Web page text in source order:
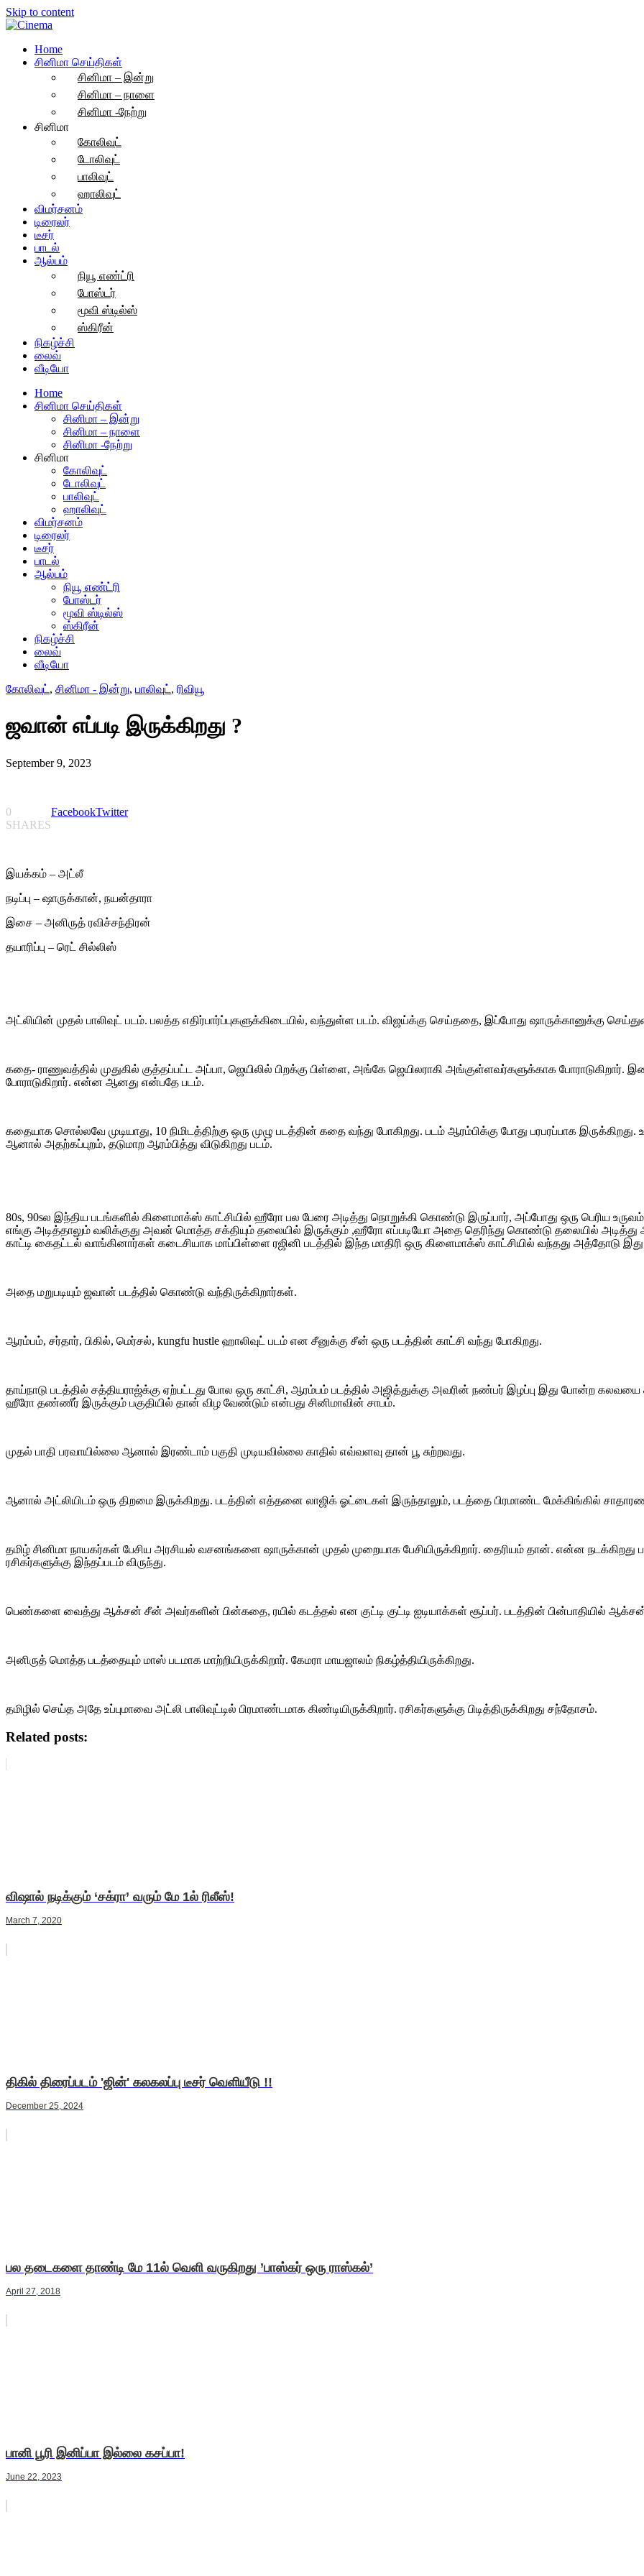
Skip to content
Home
சினிமா செய்திகள்
சினிமா – இன்று
சினிமா – நாளை
சினிமா -நேற்று
சினிமா
கோலிவுட்
டோலிவுட்
பாலிவுட்
ஹாலிவுட்
விமர்சனம்
டிரைலர்
டீசர்
பாடல்
ஆல்பம்
நியூ எண்ட்ரி
போஸ்டர்
மூவி ஸ்டில்ஸ்
ஸ்கிரீன்
நிகழ்ச்சி
லைவ்
வீடியோ
Home
சினிமா செய்திகள்
சினிமா – இன்று
சினிமா – நாளை
சினிமா -நேற்று
சினிமா
கோலிவுட்
டோலிவுட்
பாலிவுட்
ஹாலிவுட்
விமர்சனம்
டிரைலர்
டீசர்
பாடல்
ஆல்பம்
நியூ எண்ட்ரி
போஸ்டர்
மூவி ஸ்டில்ஸ்
ஸ்கிரீன்
நிகழ்ச்சி
லைவ்
வீடியோ
கோலிவுட் , சினிமா - இன்று, பாலிவுட் , ரிவியூ
ஜவான் எப்படி இருக்கிறது ?
September 9, 2023
0
SHARES
FacebookTwitter
இயக்கம் – அட்லீ
நடிப்பு – ஷாருக்கான், நயன்தாரா
இசை – அனிருத் ரவிச்சந்திரன்
தயாரிப்பு – ரெட் சில்லிஸ்
அட்லியின் முதல் பாலிவுட் படம். பலத்த எதிர்பார்ப்புகளுக்கிடையில், வந்துள்ள படம். விஜய்க்கு செய்ததை, இப்போது ஷாருக்கானுக்கு
கதை- ராணுவத்தில் முதுகில் குத்தப்பட்ட அப்பா, ஜெயிலில் பிறக்கு பிள்ளை, அங்கே ஜெயிலராகி அங்குள்ளவர்களுக்காக போராடுகிறார்.
போராடுகிறார். என்ன ஆனது என்பதே படம்.
கதையாக சொல்லவே முடியாது, 10 நிமிடத்திற்கு ஒரு முழு படத்தின் கதை வந்து போகிறது. படம் ஆரம்பிக்கு போது பரபரப்பாக
ஆனால் அதற்கப்புறம், தடுமாற ஆரம்பித்து விடுகிறது படம்.
80s, 90sல இந்திய படங்களில் கிளைமாக்ஸ் காட்சியில் ஹீரோ பல பேரை அடித்து நொறுக்கி கொண்டு இருப்பார், அப்போது ஒரு பெரிய
எங்கு அடித்தாலும் வலிக்குது அவன் மொத்த சக்தியும் தலையில் இருக்கும் ,ஹீரோ எப்படியோ அதை தெரிந்து கொண்டு தலையில் அடித்து
காட்டி கைதட்டல் வாங்கினார்கள் கடைசியாக மாப்பிள்ளை ரஜினி படத்தில் இந்த மாதிரி ஒரு கிளைமாக்ஸ் காட்சியில் வந்தது அத்தோடு
அதை மறுபடியும் ஜவான் படத்தில் கொண்டு வந்திருக்கிறார்கள்.
ஆரம்பம், சர்தார், பிகில், மெர்சல், kungfu hustle ஹாலிவுட் படம் என சீனுக்கு சீன் ஒரு படத்தின் காட்சி வந்து போகிறது.
தாய்நாடு படத்தில் சத்தியராஜ்க்கு ஏற்பட்டது போல ஒரு காட்சி, ஆரம்பம் படத்தில் அஜித்துக்கு அவரின் நண்பர் இழப்பு இது போன்ற
ஹீரோ தண்ணீர் இருக்கும் பகுதியில் தான் விழ வேண்டும் என்பது சினிமாவின் சாபம்.
முதல் பாதி பரவாயில்லை ஆனால் இரண்டாம் பகுதி முடியவில்லை காதில் எவ்வளவு தான் பூ சுற்றவது.
ஆனால் அட்லியிடம் ஒரு திறமை இருக்கிறது. படத்தின் எத்தனை லாஜிக் ஓட்டைகள் இருந்தாலும், படத்தை பிரமாண்ட மேக்கிங்கில் சாதாரண
தமிழ் சினிமா நாயகர்கள் பேசிய அரசியல் வசனங்களை ஷாருக்கான் முதல் முறையாக பேசியிருக்கிறார். தைரியம் தான். என்ன
ரசிகர்களுக்கு இந்தப்படம் விருந்து.
பெண்களை வைத்து ஆக்சன் சீன் அவர்களின் பின்கதை, ரயில் கடத்தல் என குட்டி குட்டி ஐடியாக்கள் சூப்பர். படத்தின் பின்பாதியில்
அனிருத் மொத்த படத்தையும் மாஸ் படமாக மாற்றியிருக்கிறார். கேமரா மாயஜாலம் நிகழ்த்தியிருக்கிறது.
தமிழில் செய்த அதே உப்புமாவை அட்லி பாலிவுட்டில் பிரமாண்டமாக கிண்டியிருக்கிறார். ரசிகர்களுக்கு பிடித்திருக்கிறது சந்தோசம்.
Related posts:
விஷால் நடிக்கும் ‘சக்ரா’ வரும் மே 1ல் ரிலீஸ்!
March 7, 2020
திகில் திரைப்படம் 'ஜின்' கலகலப்பு டீசர் வெளியீடு !!
December 25, 2024
பல தடைகளை தாண்டி மே 11ல் வெளி வருகிறது ’பாஸ்கர் ஒரு ராஸ்கல்’
April 27, 2018
பானி பூரி இனிப்பா இல்லை கசப்பா!
June 22, 2023